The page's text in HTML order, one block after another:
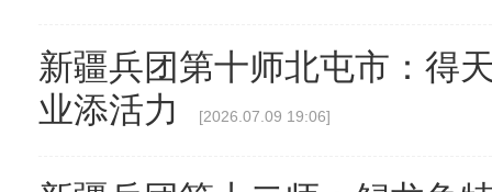
新疆兵团第十师北屯市：得
业添活力
[2026.07.09 19:06]